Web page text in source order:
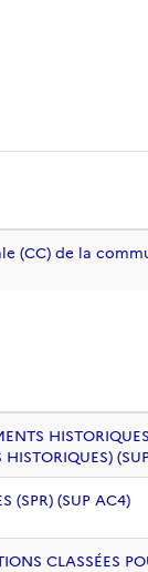
(CC) de la
(SPR) (SUP AC4)
CLASSÉES